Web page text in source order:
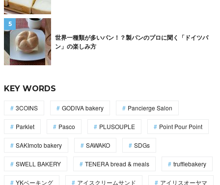
世界一種類が多いパン！？製パンのプロに聞く「ドイツパ
ン」の楽しみ方
KEY WORDS
3COINS GODIVA bakery Pancierge Salon
Parklet Pasco PLUSOUPLE Point Pour Point
SAKImoto bakery SAWAKO SDGs
SWELL BAKERY TENERA bread & meals trufflebakery
YKベーキング アイスクリームサンド アイリスオーヤマ